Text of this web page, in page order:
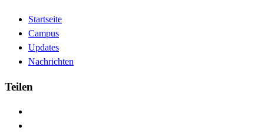
Startseite
Campus
Updates
Nachrichten
Teilen